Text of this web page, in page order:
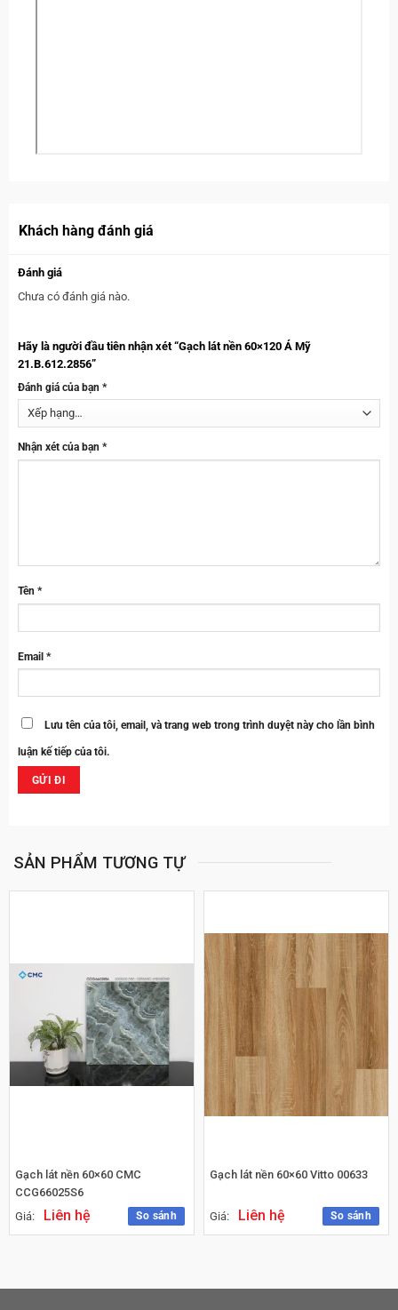
Khách hàng đánh giá
Đánh giá
Chưa có đánh giá nào.
Hãy là người đầu tiên nhận xét “Gạch lát nền 60×120 Á Mỹ
21.B.612.2856”
Đánh giá của bạn *
Nhận xét của bạn *
Tên *
Email *
Lưu tên của tôi, email, và trang web trong trình duyệt này cho lần bình
luận kế tiếp của tôi.
SẢN PHẨM TƯƠNG TỰ
So sánh
Gạch lát nền 60×60 CMC
CCG66025S6
Giá:
Liên hệ So sánh
Gạch lát nền 60×60 Vitto 00633
Giá: Liên hệ